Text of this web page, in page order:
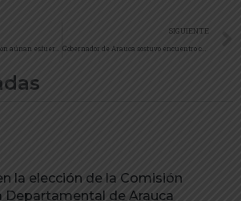
SIGUIENTE
Gobernador de Arauca sostuvo encuentro con representantes de Satena para el posible aumento de frecuencia de vuelos para Arauca
la elección de la Comisión
Departamental de Arauca